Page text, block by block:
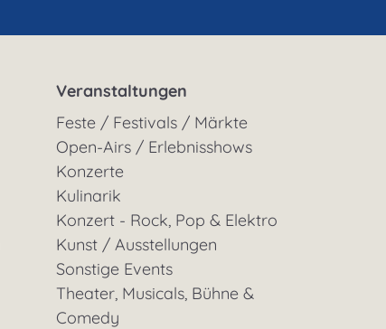
Veranstaltungen
Feste / Festivals / Märkte
Open-Airs / Erlebnisshows
Konzerte
Kulinarik
Konzert - Rock, Pop & Elektro
Kunst / Ausstellungen
Sonstige Events
Theater, Musicals, Bühne &
Comedy